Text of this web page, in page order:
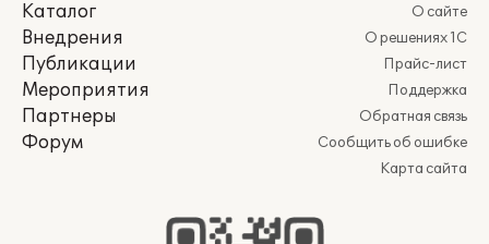
Каталог
Внедрения
Публикации
Мероприятия
Партнеры
Форум
О сайте
О решениях 1С
Прайс-лист
Поддержка
Обратная связь
Сообщить об ошибке
Карта сайта